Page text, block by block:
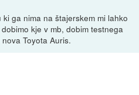
ga nima na štajerskem mi lahko
kje v mb, dobim testnega
Toyota Auris.